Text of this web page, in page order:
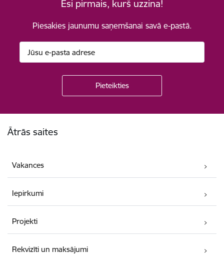
Esi pirmais, kurš uzzina!
Piesakies jaunumu saņemšanai savā e-pastā.
Ātrās saites
Vakances
Iepirkumi
Projekti
Rekvizīti un maksājumi